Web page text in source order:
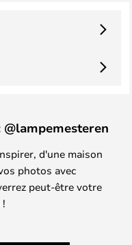
d'une maison
photos avec
peut-être votre